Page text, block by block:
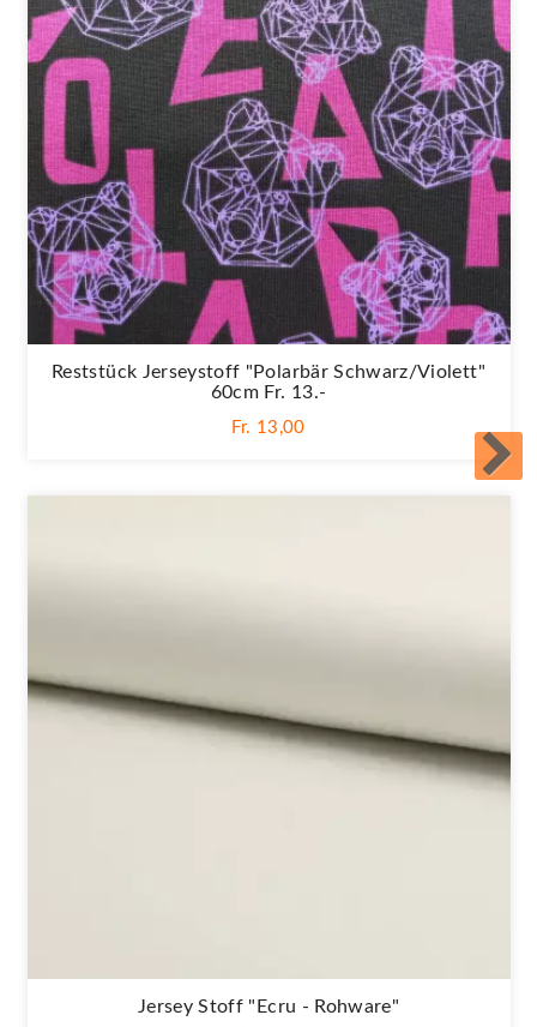
Reststück Jerseystoff "Polarbär Schwarz/violett"
60cm Fr. 13.-
Fr. 13,00
Jersey Stoff "Ecru - Rohware"